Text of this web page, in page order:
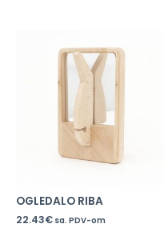
OGLEDALO RIBA
22.43€ sa. PDV-om